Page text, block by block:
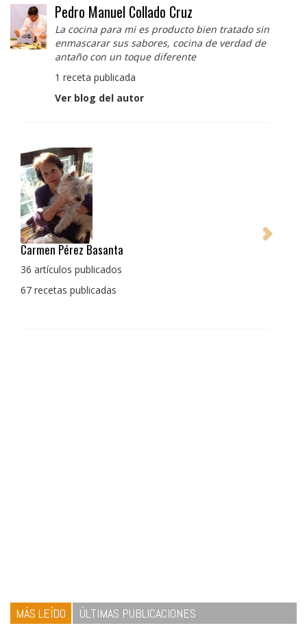
Pedro Manuel Collado Cruz
La cocina para mi es producto bien tratado sin
enmascarar sus sabores, cocina de verdad de
antaño con un toque diferente
1 receta publicada
Ver blog del autor
Pedro Manuel Collado Cruz
La cocina para mi es producto bien tratado sin
con un toque diferente